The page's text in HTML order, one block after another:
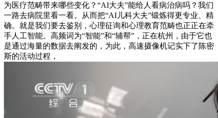
为医疗范畴带来哪些变化？“AI大夫”能给人看病治病吗？我们
一路去病院里看一看。从而把“AI儿科大夫”锻炼得更专业、精
确。就是我们要去鉴别，心理征询和心理教育范畴也正正在牵
手人工智能。高频词为“智能”和“辅帮”，正在杭州，由于它也
是通过海量的数据去阐发的，为此，高速摄像机记实下了陈密
斯的活动过程，